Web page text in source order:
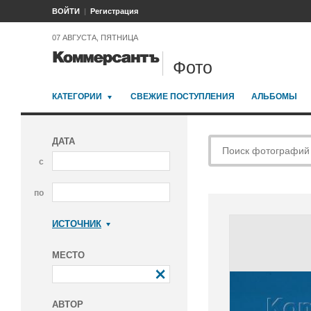
ВОЙТИ Регистрация
07 АВГУСТА, ПЯТНИЦА
Фото
КАТЕГОРИИ СВЕЖИЕ ПОСТУПЛЕНИЯ АЛЬБОМЫ
ДАТА
с
по
ИСТОЧНИК
МЕСТО
АВТОР